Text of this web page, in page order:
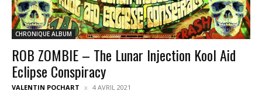
CHRONIQUE ALBUM
ROB ZOMBIE – The Lunar Injection Kool Aid
Eclipse Conspiracy
VALENTIN POCHART 4 AVRIL 2021